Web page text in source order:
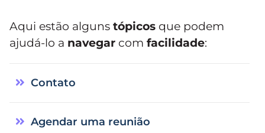
Aqui estão alguns tópicos que podem
ajudá-lo a navegar com facilidade:
Contato
Agendar uma reunião